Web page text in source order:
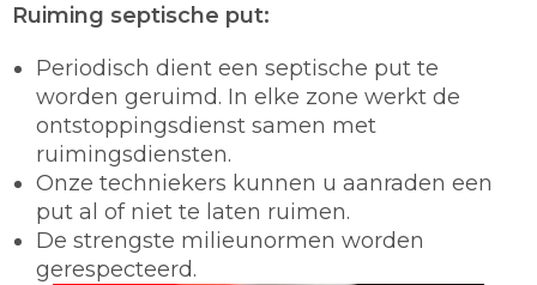
Ruiming septische put:
Periodisch dient een septische put te
worden geruimd. In elke zone werkt de
ontstoppingsdienst samen met
ruimingsdiensten.
Onze techniekers kunnen u aanraden een
put al of niet te laten ruimen.
De strengste milieunormen worden
gerespecteerd.